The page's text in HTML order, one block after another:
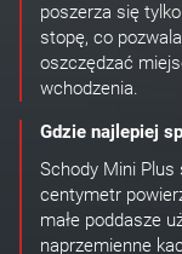
poszerza się
stopę, co
oszczędzać
wchodzenia.
Gdzie najlepiej
Schody Mini Plus
centymetr
małe poddasze
naprzemienne